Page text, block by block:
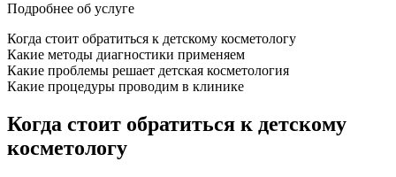
Подробнее об услуге
Когда стоит обратиться к детскому косметологу
Какие методы диагностики применяем
Какие проблемы решает детская косметология
Какие процедуры проводим в клинике
Когда стоит обратиться к детскому
косметологу